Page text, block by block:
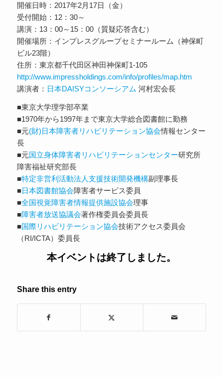
開催日時：2017年2月17日（金）
受付開始：12：30～
講演：13：00～15：00（質疑応答含む）
開催場所：インプレスグループセミナールーム（神保町
ビル23階）
住所：東京都千代田区神田神保町1-105
http://www.impressholdings.com/info/profiles/map.htm
講演者： 日本DAISYコンソーシアム 河村宏会長
■東京大学理学部卒業
■1970年から1997年まで東京大学総合図書館に勤務
■元(財)日本障害者リハビリテーション協会情報センター
長
■元国立身体障害者リハビリテーションセンター研究所
障害福祉研究部長
■特定非営利活動法人支援技術開発機構副理事長
■日本図書館協会障害者サービス委員
■全国視覚障害者情報提供施設協会理事
■障害者放送協議会著作権委員会委員長
■国際リハビリテーション協会技術アクセス委員会
（RI/ICTA）委員長
本イベントは終了しました。
Share this entry